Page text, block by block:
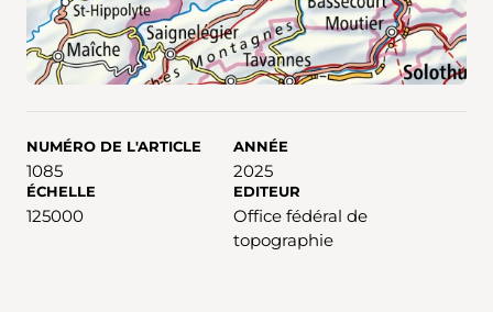
NUMÉRO DE L'ARTICLE
1085
ANNÉE
2025
ÉCHELLE
125000
EDITEUR
Office fédéral de
topographie